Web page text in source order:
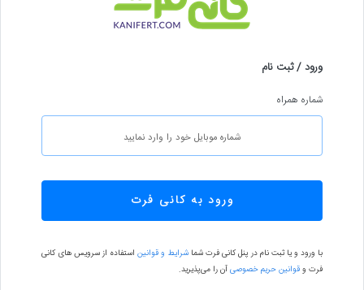
ورود / ثبت نام
شماره همراه
ورود به کانی فرت
با ورود و یا ثبت نام در پنل کانی فرت شما شرایط و قوانین استفاده از سرویس های کانی
فرت وقوانین حریم خصوصیآن را می‌پذیرید.